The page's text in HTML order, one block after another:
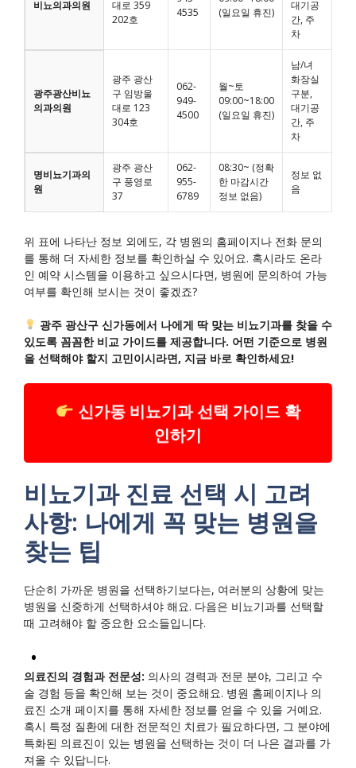
비뇨의과의원
대로 359
202호
4535
(일요일 휴진)
대기공
간, 주
차
광주광산비뇨
의과의원
광주 광산
구 임방울
대로 123
304호
062-
949-
4500
월~토
09:00~18:00
(일요일 휴진)
남/녀
화장실
구분,
대기공
간, 주
차
명비뇨기과의
원
광주 광산
구 풍영로
37
062-
955-
6789
08:30~ (정확
한 마감시간
정보 없음)
정보 없
음
위 표에 나타난 정보 외에도, 각 병원의 홈페이지나 전화 문의
를 통해 더 자세한 정보를 확인하실 수 있어요. 혹시라도 온라
인 예약 시스템을 이용하고 싶으시다면, 병원에 문의하여 가능
여부를 확인해 보시는 것이 좋겠죠?
광주 광산구 신가동에서 나에게 딱 맞는 비뇨기과를 찾을 수
있도록 꼼꼼한 비교 가이드를 제공합니다. 어떤 기준으로 병원
을 선택해야 할지 고민이시라면, 지금 바로 확인하세요!
신가동 비뇨기과 선택 가이드 확
인하기
비뇨기과 진료 선택 시 고려
사항: 나에게 꼭 맞는 병원을
찾는 팁
단순히 가까운 병원을 선택하기보다는, 여러분의 상황에 맞는
병원을 신중하게 선택하셔야 해요. 다음은 비뇨기과를 선택할
때 고려해야 할 중요한 요소들입니다.
의료진의 경험과 전문성: 의사의 경력과 전문 분야, 그리고 수
술 경험 등을 확인해 보는 것이 중요해요. 병원 홈페이지나 의
료진 소개 페이지를 통해 자세한 정보를 얻을 수 있을 거예요.
혹시 특정 질환에 대한 전문적인 치료가 필요하다면, 그 분야에
특화된 의료진이 있는 병원을 선택하는 것이 더 나은 결과를 가
져올 수 있답니다.